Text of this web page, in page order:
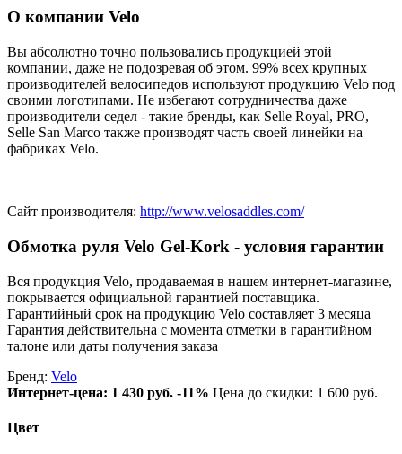
О компании Velo
Вы абсолютно точно пользовались продукцией этой
компании, даже не подозревая об этом. 99% всех крупных
производителей велосипедов используют продукцию Velo под
своими логотипами. Не избегают сотрудничества даже
производители седел - такие бренды, как Selle Royal, PRO,
Selle San Marco также производят часть своей линейки на
фабриках Velo.
Сайт производителя: http://www.velosaddles.com/
Обмотка руля Velo Gel-Kork - условия гарантии
Вся продукция Velo, продаваемая в нашем интернет-магазине,
покрывается официальной гарантией поставщика.
Гарантийный срок на продукцию Velo составляет 3 месяца
Гарантия действительна с момента отметки в гарантийном
талоне или даты получения заказа
Бренд: Velo
Интернет-цена: 1 430 руб. -11% Цена до скидки: 1 600 руб.
Цвет